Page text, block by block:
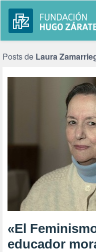
Posts de Laura
«El
educador